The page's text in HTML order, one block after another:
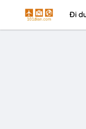
Đi